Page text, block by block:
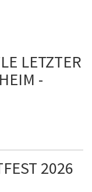
LETZTER
-
2026